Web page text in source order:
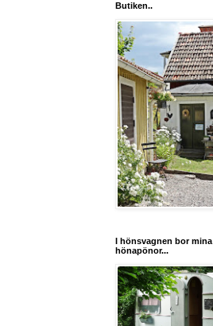
Butiken..
I hönsvagnen bor mina
hönapönor...